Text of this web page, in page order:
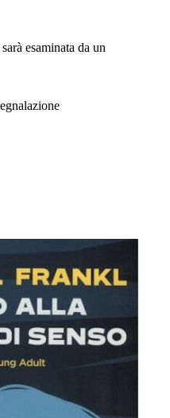
esaminata da un